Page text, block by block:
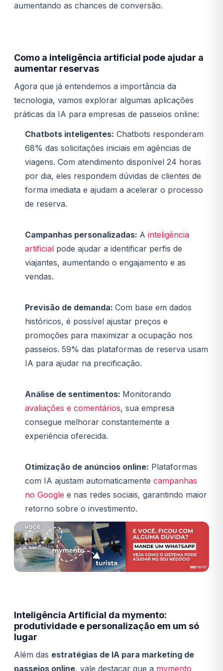
aumentando as chances de conversão.
Como a inteligência artificial pode ajudar a
aumentar reservas
Agora que já entendemos a importância da
tecnologia, vamos explorar algumas aplicações
práticas da IA para empresas de passeios online:
Chatbots inteligentes: Chatbots responderam
68% das solicitações iniciais em agências de
viagens. Com atendimento disponível 24 horas
por dia, eles respondem dúvidas de clientes de
forma imediata e ajudam a acelerar o processo
de reserva.
Campanhas personalizadas: A inteligência
artificial pode ajudar a identificar perfis de
viajantes, aumentando o engajamento e as
vendas.
Previsão de demanda: Com base em dados
históricos, é possível ajustar preços e
promoções para maximizar a ocupação nos
passeios. 59% das plataformas de reserva usam
IA para ajudar na precificação.
Análise de sentimentos: Monitorando
avaliações e comentários, sua empresa
consegue melhorar constantemente a
experiência oferecida.
Otimização de anúncios online: Plataformas
com IA ajustam automaticamente campanhas
no Google e nas redes sociais, garantindo maior
retorno sobre o investimento.
Inteligência Artificial da mymento:
produtividade e personalização em um só
lugar
Além das estratégias de IA para marketing de
passeios online, vale destacar que a mymento